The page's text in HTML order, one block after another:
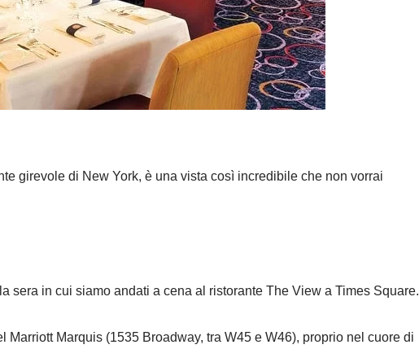
girevole di New York, è una vista così incredibile che non vorrai
sera in cui siamo andati a cena al ristorante The View a Times Square.
Marriott Marquis (1535 Broadway, tra W45 e W46), proprio nel cuore di